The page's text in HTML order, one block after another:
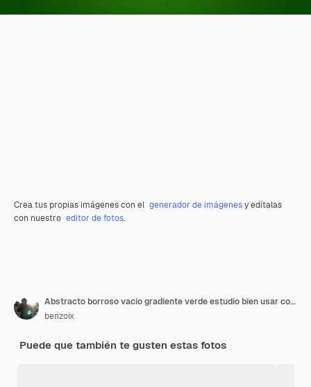
Crea tus propias imágenes con el generador de imágenesy edítalas
con nuestro editor de fotos.
Abstracto borroso vacío gradiente verde estudio bien usar como fondo plantilla de sitio web informe de negocio de marco
benzoix
Puede que también te gusten estas fotos